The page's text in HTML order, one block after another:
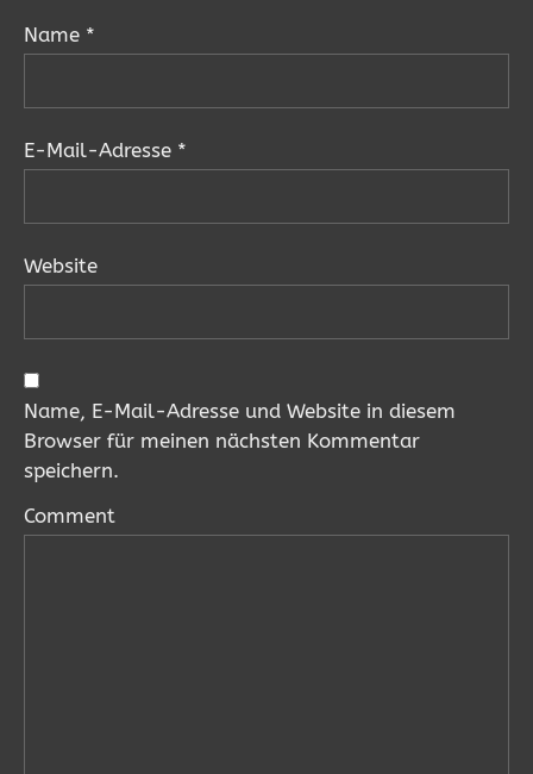
Name *
E-Mail-Adresse *
Website
Name, E-Mail-Adresse und Website in diesem
Browser für meinen nächsten Kommentar
speichern.
Comment